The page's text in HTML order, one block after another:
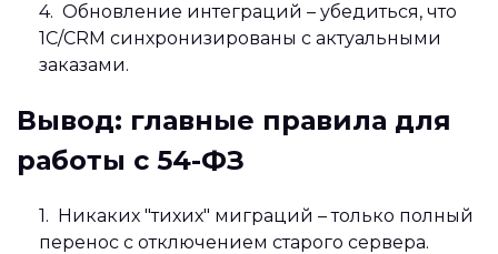
Обновление интеграций – убедиться, что
1С/CRM синхронизированы с актуальными
заказами.
Вывод: главные правила для
работы с 54-ФЗ
Никаких "тихих" миграций – только полный
перенос с отключением старого сервера.